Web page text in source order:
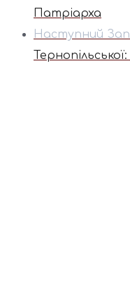
Патріарха
Наступний